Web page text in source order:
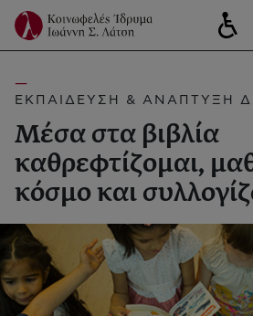
ΕΚΠΑΙΔΕΥΣΗ & ΑΝΑΠΤΥΞΗ
Μέσα στα βιβλία
καθρεφτίζομαι,
κόσμο και